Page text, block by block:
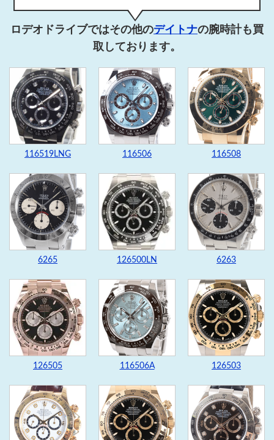
ロデオドライブではその他のデイトナの腕時計も買
取しております。
116519LNG 116506 116508
6265 126500LN 6263
126505 116506A 126503